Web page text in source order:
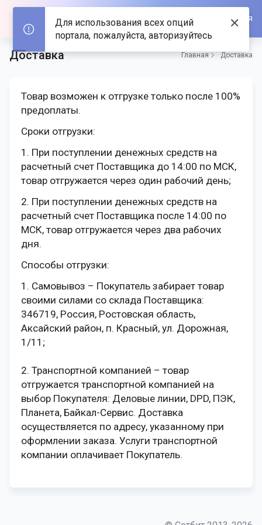
Войти/Зарегистрироваться
Доставка Главная Доставка
Товар возможен к отгрузке только после 100%
предоплаты.
Сроки отгрузки:
1. При поступлении денежных средств на
расчетный счет Поставщика до 14:00 по МСК,
товар отгружается через один рабочий день;
2. При поступлении денежных средств на
расчетный счет Поставщика после 14:00 по
МСК, товар отгружается через два рабочих
дня.
Способы отгрузки:
1. Самовывоз – Покупатель забирает товар
своими силами со склада Поставщика:
346719, Россия, Ростовская область,
Аксайский район, п. Красный, ул. Дорожная,
1/11;
2. Транспортной компанией – товар
отгружается транспортной компанией на
выбор Покупателя: Деловые линии, DPD, ПЭК,
Планета, Байкал-Сервис. Доставка
осуществляется по адресу, указанному при
оформлении заказа. Услуги транспортной
компании оплачивает Покупатель.
Для использования всех опций
портала, пожалуйста, авторизуйтесь
✕